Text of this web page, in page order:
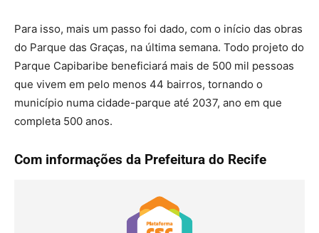
Para isso, mais um passo foi dado, com o início das obras
do Parque das Graças, na última semana. Todo projeto do
Parque Capibaribe beneficiará mais de 500 mil pessoas
que vivem em pelo menos 44 bairros, tornando o
município numa cidade-parque até 2037, ano em que
completa 500 anos.
Com informações da Prefeitura do Recife